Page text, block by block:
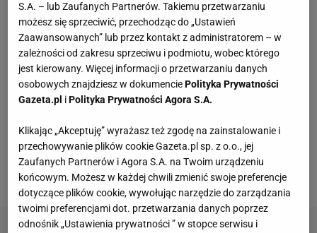
Matti Nykaenen zmarł w nocy z niedzieli na
poniedziałek.Nadalniewyjaśnione są jednak
przyczyny śmierci byłego wybitnego skoczka
narciarskiego. Nowe światło na tę sprawę rzuca
jednak teściowa Fina, która rozmawiała z fińskim
śmierci, ale córka zauważyła w nocy, że jej mąż nie
oddycha. Próbowała go reanimować, ale on już nie
oddychał - mówi teściowa skoczka.
S.A. – lub Zaufanych Partnerów. Takiemu przetwarzaniu
możesz się sprzeciwić, przechodząc do „Ustawień
Zaawansowanych” lub przez kontakt z administratorem – w
zależności od zakresu sprzeciwu i podmiotu, wobec którego
jest kierowany. Więcej informacji o przetwarzaniu danych
osobowych znajdziesz w dokumenciePolityka Prywatności
Gazeta.pl iPolityka Prywatności Agora S.A.
Klikając „Akceptuję” wyrażasz też zgodę na zainstalowanie i
przechowywanie plików cookie Gazeta.pl sp. z o.o., jej
Zaufanych Partnerów i Agora S.A. na Twoim urządzeniu
końcowym. Możesz w każdej chwili zmienić swoje preferencje
dotyczące plików cookie, wywołując narzędzie do zarządzania
twoimi preferencjami dot. przetwarzania danych poprzez
odnośnik „Ustawienia prywatności ” w stopce serwisu i